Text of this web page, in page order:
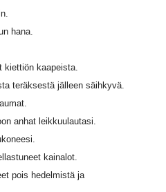
hana.
kaapeista.
teräksestä jälleen säihkyvä.
anhat leikkuulautasi.
kainalot.
pois hedelmistä ja